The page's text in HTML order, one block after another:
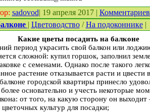
sadovod| 19 апреля 2017 | Комментариев
| Цветоводство/На подоконнике|
Какие цветы посадить на балконе
период украсить свой балкон или
сложной: купил горшок, заполнил
с семенами. Однако после такого
растение отказывается расти и цвести
городской квартиры принесло
основательно и учесть некоторые
от того, на какую сторону он
культур для посадки;